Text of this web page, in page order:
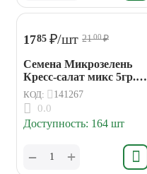
1785 ₽/шт 2100₽
Семена Микрозелень
Кресс-салат микс 5гр.
Гавриш
КОД: 141267
0.0
Доступность: 164 шт
+
−